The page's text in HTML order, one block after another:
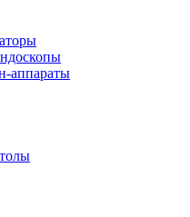
аппараты